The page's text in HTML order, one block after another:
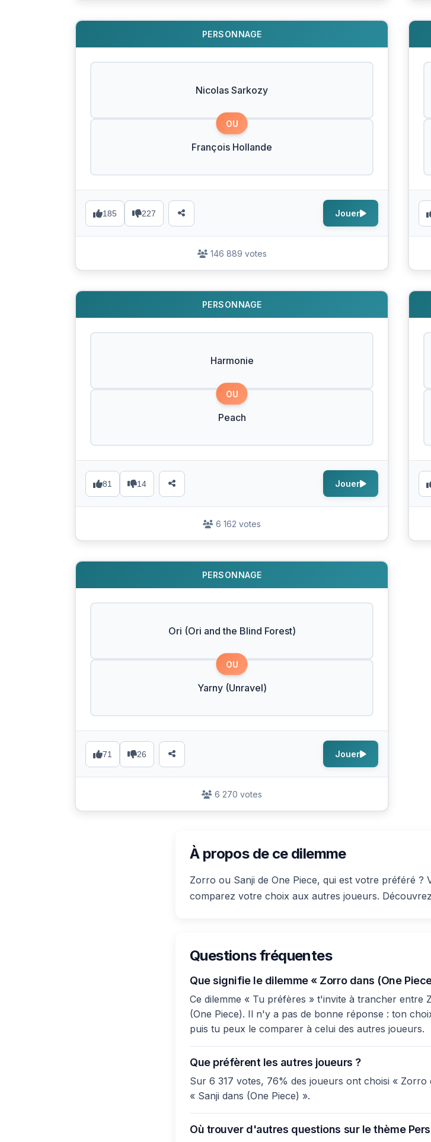
PERSONNAGE
Nicolas Sarkozy
OU
François Hollande
185 227 Jouer
146 889 votes
PERSONNAGE
Harmonie
OU
Peach
81 14 Jouer
6 162 votes
PERSONNAGE
Ori (Ori and the Blind Forest)
OU
Yarny (Unravel)
71 26 Jouer
6 270 votes
À propos de ce dilemme
Zorro ou Sanji de One Piece, qui est votre préféré
comparez votre choix aux autres joueurs.
Questions fréquentes
Que signifie le dilemme « Zorro dans (One
Ce dilemme « Tu préfères » t'invite à trancher entre
(One Piece). Il n'y a pas de bonne réponse : ton
puis tu peux le comparer à celui des autres joueurs.
Que préfèrent les autres joueurs ?
Sur 6 317 votes, 76% des joueurs ont choisi «
« Sanji dans (One Piece) ».
Où trouver d'autres questions sur le thème